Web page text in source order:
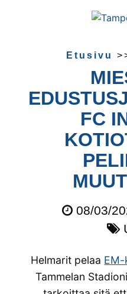
Etusivu
FC
08/03/
Helmarit pelaa EM-
Tammelan